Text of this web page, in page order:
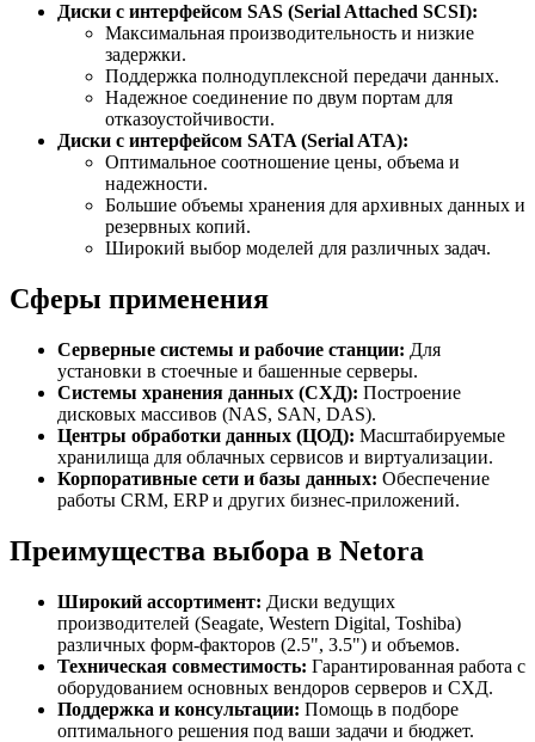
Диски с интерфейсом SAS (Serial Attached SCSI):
Максимальная производительность и низкие
задержки.
Поддержка полнодуплексной передачи данных.
Надежное соединение по двум портам для
отказоустойчивости.
Диски с интерфейсом SATA (Serial ATA):
Оптимальное соотношение цены, объема и
надежности.
Большие объемы хранения для архивных данных и
резервных копий.
Широкий выбор моделей для различных задач.
Сферы применения
Серверные системы и рабочие станции: Для
установки в стоечные и башенные серверы.
Системы хранения данных (СХД): Построение
дисковых массивов (NAS, SAN, DAS).
Центры обработки данных (ЦОД): Масштабируемые
хранилища для облачных сервисов и виртуализации.
Корпоративные сети и базы данных: Обеспечение
работы CRM, ERP и других бизнес-приложений.
Преимущества выбора в Netora
Широкий ассортимент: Диски ведущих
производителей (Seagate, Western Digital, Toshiba)
различных форм-факторов (2.5", 3.5") и объемов.
Техническая совместимость: Гарантированная работа с
оборудованием основных вендоров серверов и СХД.
Поддержка и консультации: Помощь в подборе
оптимального решения под ваши задачи и бюджет.